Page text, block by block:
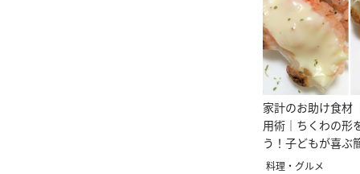
家計のお助け食材
用術｜ちくわの形
う！子どもが喜ぶ
シピ
料理・グルメ